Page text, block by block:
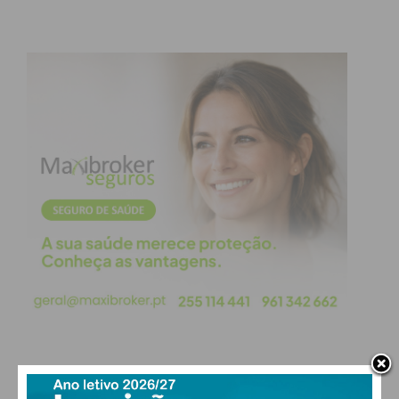
CRC Raimonda na última temporada.Agora,cabe a
Gabi Coelho dar continuidade ao legado familiar e
dar o salto definitivo com o emblema dos Castores
Subscreva a newsletter do
Imediato
obtenha de forma regular a informação
PAÇOS DE FERREIRA